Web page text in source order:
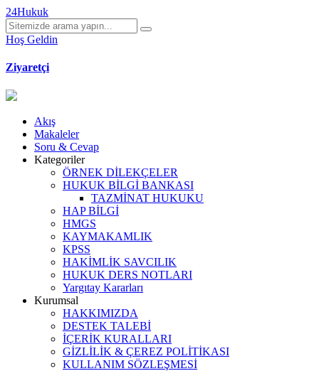
24Hukuk
Hoş Geldin
Ziyaretçi
Akış
Makaleler
Soru & Cevap
Kategoriler
ÖRNEK DİLEKÇELER
HUKUK BİLGİ BANKASI
TAZMİNAT HUKUKU
HAP BİLGİ
HMGS
KAYMAKAMLIK
KPSS
HAKİMLİK SAVCILIK
HUKUK DERS NOTLARI
Yargıtay Kararları
Kurumsal
HAKKIMIZDA
DESTEK TALEBİ
İÇERİK KURALLARI
GİZLİLİK & ÇEREZ POLİTİKASI
KULLANIM SÖZLEŞMESİ